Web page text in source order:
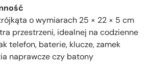
o wymiarach 25 × 22 × 5 cm
przestrzeni, idealnej na codzienne
telefon, baterie, klucze, zamek
naprawcze czy batony